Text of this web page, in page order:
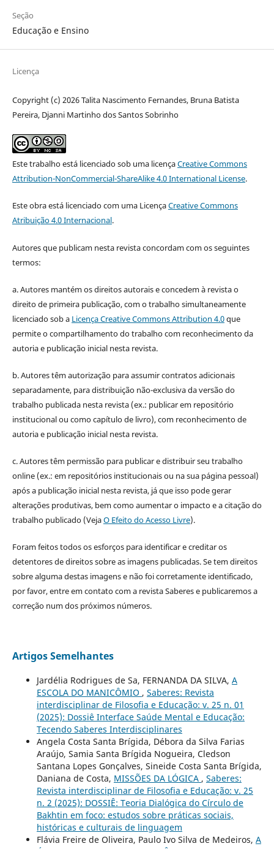
Seção
Educação e Ensino
Licença
Copyright (c) 2026 Talita Nascimento Fernandes, Bruna Batista
Pereira, Djanni Martinho dos Santos Sobrinho
Este trabalho está licenciado sob uma licençaCreative Commons
Attribution-NonCommercial-ShareAlike 4.0 International License.
Este obra está licenciado com uma LicençaCreative Commons
Atribuição 4.0 Internacional.
Autores que publicam nesta revista concordam com os seguintes
termos:
a. Autores mantém os direitos autorais e concedem à revista o
direito de primeira publicação, com o trabalho simultaneamente
licenciado sob a Licença Creative Commons Attribution 4.0que
permite o compartilhamento do trabalho com reconhecimento da
autoria e publicação inicial nesta revista.
b. Autores têm autorização para assumir contratos adicionais
separadamente, para distribuição não-exclusiva da versão do
trabalho publicada nesta revista (ex.: publicar em repositório
institucional ou como capítulo de livro), com reconhecimento de
autoria e publicação inicial nesta revista.
c. Autores têm permissão para publicar e distribuir seu trabalho
online (ex.: em repositórios institucionais ou na sua página pessoal)
após a publicação inicial nesta revista, já que isso pode gerar
alterações produtivas, bem como aumentar o impacto e a citação do
trabalho publicado (VejaO Efeito do Acesso Livre).
Foram feitos todos os esforços para identificar e creditar os
detentores de direitos sobre as imagens publicadas. Se tem direitos
sobre alguma destas imagens e não foi corretamente identificado,
por favor, entre em contato com a revista Saberes e publicaremos a
correção num dos próximos números.
Artigos Semelhantes
Jardélia Rodrigues de Sa, FERNANDA DA SILVA, A
ESCOLA DO MANICÔMIO , Saberes: Revista
interdisciplinar de Filosofia e Educação: v. 25 n. 01
(2025): Dossiê Interface Saúde Mental e Educação:
Tecendo Saberes Interdisciplinares
Angela Costa Santa Brígida, Débora da Silva Farias
Araújo, Samia Santa Brígida Nogueira, Cledson
Santana Lopes Gonçalves, Sineide Costa Santa Brígida,
Daniana de Costa, MISSÕES DA LÓGICA , Saberes:
Revista interdisciplinar de Filosofia e Educação: v. 25
n. 2 (2025): DOSSIÊ: Teoria Dialógica do Círculo de
Bakhtin em foco: estudos sobre práticas sociais,
históricas e culturais de linguagem
Flávia Freire de Oliveira, Paulo Ivo Silva de Medeiros, A